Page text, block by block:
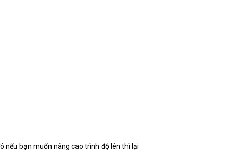
nếu bạn muốn nâng cao trình độ lên thì lại